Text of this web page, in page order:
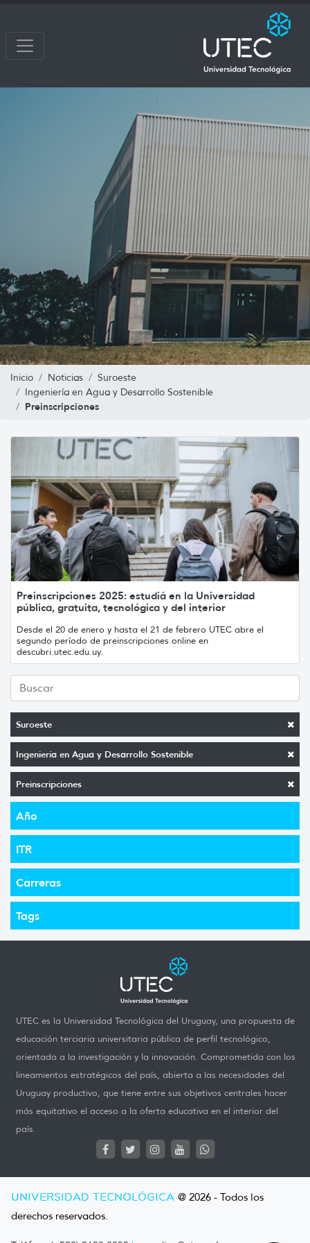
Inicio Noticias
Suroeste
Ingeniería en Agua y Desarrollo Sostenible
Preinscripciones
Suroeste
Ingeniería en Agua y Desarrollo Sostenible
Preinscripciones
Año
ITR
Carreras
Tags
Preinscripciones 2025: estudiá en la Universidad
pública, gratuita, tecnológica y del interior
Desde el 20 de enero y hasta el 21 de febrero UTEC abre el
segundo período de preinscripciones online en
descubri.utec.edu.uy.
UTEC es la Universidad Tecnológica del Uruguay, una propuesta de
educación terciaria universitaria pública de perfil tecnológico,
orientada a la investigación y la innovación. Comprometida con los
lineamientos estratégicos del país, abierta a las necesidades del
Uruguay productivo, que tiene entre sus objetivos centrales hacer
más equitativo el acceso a la oferta educativa en el interior del
país.
UNIVERSIDAD TECNOLÓGICA @ 2026 - Todos los
derechos reservados.